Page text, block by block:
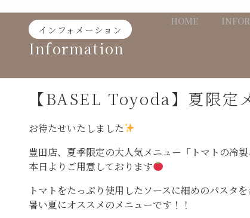
content
HOME
インフォメーション
Information
【BASEL Toyoda】夏限定
お待たせいたしました
豊田店、夏季限定の大人気メニュー「トマトの冷製
本日よりご用意しております
トマトをたっぷり使用したソースに細めのパスタを
暑い夏にオススメのメニューです！！